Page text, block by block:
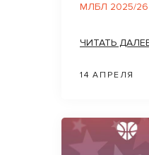
МЛБЛ 2025/26
ЧИТАТЬ
14 АПРЕЛЯ